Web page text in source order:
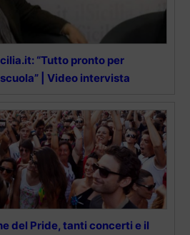
“Tutto pronto per
| Video intervista
del Pride, tanti concerti e il